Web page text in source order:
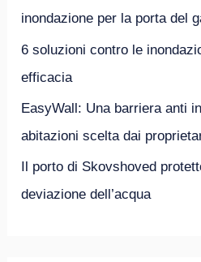
inondazione per la porta del
6 soluzioni contro le
efficacia
EasyWall: Una barriera anti
abitazioni scelta dai
Il porto di Skovshoved
deviazione dell’acqua